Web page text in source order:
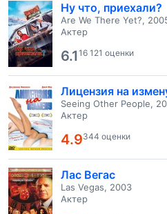
Ну что, приехали?
Are We There Yet?,
Актер
6.116 121 оценки
Лицензия на
Seeing Other People,
Актер
4.9344 оценки
Лас Вегас
Las Vegas, 2003
Актер